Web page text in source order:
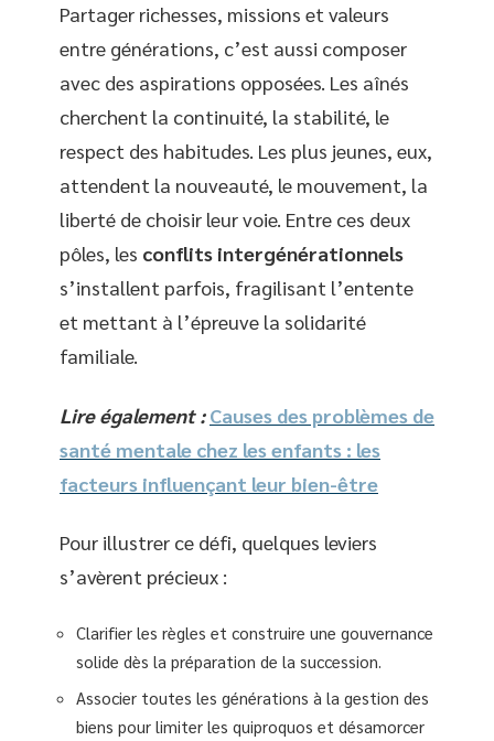
Partager richesses, missions et valeurs
entre générations, c’est aussi composer
avec des aspirations opposées. Les aînés
cherchent la continuité, la stabilité, le
respect des habitudes. Les plus jeunes, eux,
attendent la nouveauté, le mouvement, la
liberté de choisir leur voie. Entre ces deux
pôles, les conflits intergénérationnels
s’installent parfois, fragilisant l’entente
et mettant à l’épreuve la solidarité
familiale.
Lire également : Causes des problèmes de
santé mentale chez les enfants : les
facteurs influençant leur bien-être
Pour illustrer ce défi, quelques leviers
s’avèrent précieux :
Clarifier les règles et construire une gouvernance
solide dès la préparation de la succession.
Associer toutes les générations à la gestion des
biens pour limiter les quiproquos et désamorcer